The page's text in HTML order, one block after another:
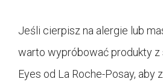
Jeśli cierpisz na alergie lub
warto wypróbować produkty z
Eyes od La Roche-Posay, aby